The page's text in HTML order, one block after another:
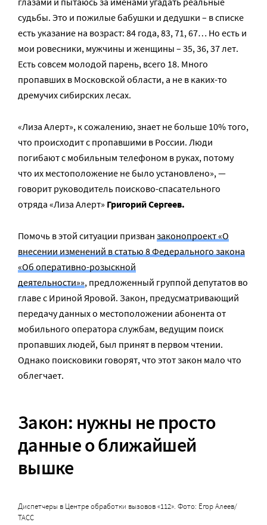
судьбы. Это и пожилые бабушки и дедушки – в списке
есть указание на возраст: 84 года, 83, 71, 67… Но есть и
мои ровесники, мужчины и женщины – 35, 36, 37 лет.
Есть совсем молодой парень, всего 18. Много
пропавших в Московской области, а не в каких-то
дремучих сибирских лесах.
«Лиза Алерт», к сожалению, знает не больше 10% того,
что происходит с пропавшими в России. Люди
погибают с мобильным телефоном в руках, потому
что их местоположение не было установлено», —
говорит руководитель поисково-спасательного
отряда «Лиза Алерт» Григорий Сергеев.
Помочь в этой ситуации призван законопроект «О
внесении изменений в статью 8 Федерального закона
«Об оперативно-розыскной
деятельности»», предложенный группой депутатов во
главе с Ириной Яровой. Закон, предусматривающий
передачу данных о местоположении абонента от
мобильного оператора службам, ведущим поиск
пропавших людей, был принят в первом чтении.
Однако поисковики говорят, что этот закон мало что
облегчает.
Закон: нужны не просто
данные о ближайшей
вышке
Диспетчеры в Центре обработки вызовов «112». Фото: Егор Алеев/
ТАСС